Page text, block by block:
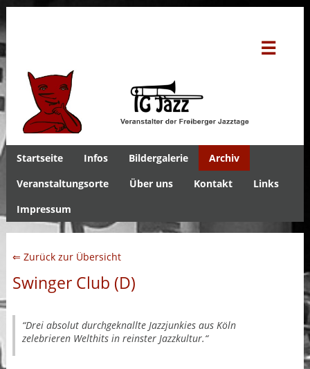
☰
Startseite Infos Bildergalerie
Archiv
Veranstaltungsorte
Über uns Kontakt
Links
Impressum
⇐ Zurück zur Übersicht
Swinger Club (D)
“Drei absolut durchgeknallte Jazzjunkies aus Köln
zelebrieren Welthits in reinster Jazzkultur.“